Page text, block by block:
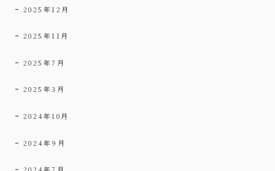
2025年12月
2025年11月
2025年7月
2025年3月
2024年10月
2024年9月